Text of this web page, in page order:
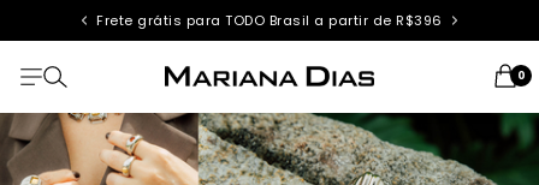
Frete grátis para TODO Brasil a partir de R$396
0